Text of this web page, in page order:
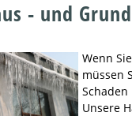
- und
Wenn
müssen
Unsere